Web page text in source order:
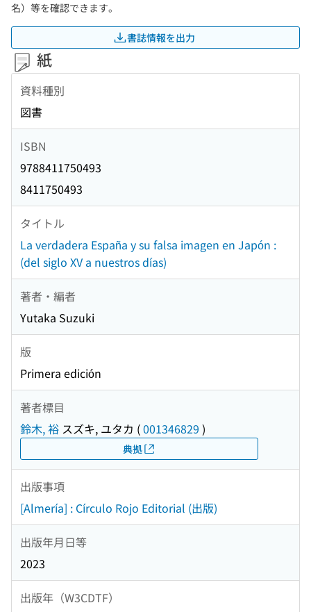
名）等を確認できます。
書誌情報を出力
紙
資料種別
図書
ISBN
9788411750493
8411750493
タイトル
La verdadera España y su falsa imagen en Japón :
(del siglo XV a nuestros días)
著者・編者
Yutaka Suzuki
版
Primera edición
著者標目
鈴木, 裕 スズキ, ユタカ (001346829 )
典拠
出版事項
[Almería] : Círculo Rojo Editorial (出版)
出版年月日等
2023
出版年（W3CDTF）